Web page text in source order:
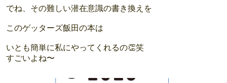
でね、その難しい潜在意識の書き換えを
このゲッターズ飯田の本は
いとも簡単に私にやってくれるの👏笑
すごいよね〜